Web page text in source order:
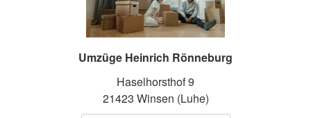
Umzüge Heinrich Rönneburg
Haselhorsthof 9
21423 Winsen (Luhe)